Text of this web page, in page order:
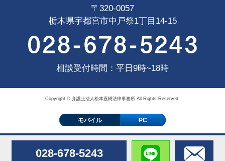
〒320-0057
栃木県宇都宮市中戸祭1丁目14-15
相談受付時間：平日9時~18時
Copyright © 弁護士法人松本直樹法律事務所 All Rights Reserved.
028-678-5243
モバイル PC